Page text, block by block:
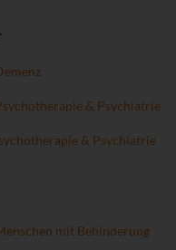
& Psychiatrie
& Psychiatrie
mit Behinderung